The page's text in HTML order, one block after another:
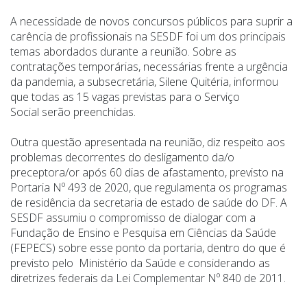
A necessidade de novos concursos públicos para suprir a
carência de profissionais na SESDF foi um dos principais
temas abordados durante a reunião. Sobre as
contratações temporárias, necessárias frente a urgência
da pandemia, a subsecretária, Silene Quitéria, informou
que todas as 15 vagas previstas para o Serviço
Social serão preenchidas.
Outra questão apresentada na reunião, diz respeito aos
problemas decorrentes do desligamento da/o
preceptora/or após 60 dias de afastamento, previsto na
Portaria Nº 493 de 2020, que regulamenta os programas
de residência da secretaria de estado de saúde do DF. A
SESDF assumiu o compromisso de dialogar com a
Fundação de Ensino e Pesquisa em Ciências da Saúde
(FEPECS) sobre esse ponto da portaria, dentro do que é
previsto pelo Ministério da Saúde e considerando as
diretrizes federais da Lei Complementar Nº 840 de 2011.